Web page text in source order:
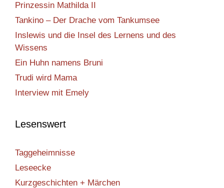
Prinzessin Mathilda II
Tankino – Der Drache vom Tankumsee
Inslewis und die Insel des Lernens und des
Wissens
Ein Huhn namens Bruni
Trudi wird Mama
Interview mit Emely
Lesenswert
Taggeheimnisse
Leseecke
Kurzgeschichten + Märchen